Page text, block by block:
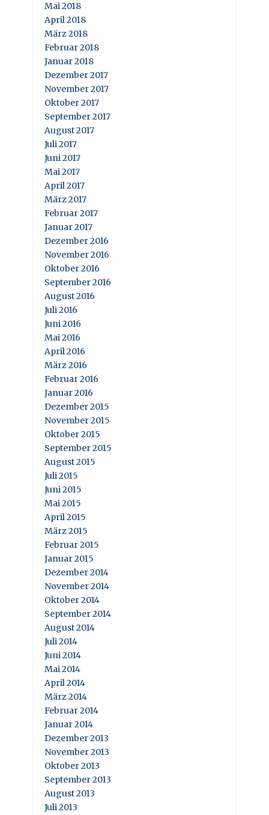
Mai 2018
April 2018
März 2018
Februar 2018
Januar 2018
Dezember 2017
November 2017
Oktober 2017
September 2017
August 2017
Juli 2017
Juni 2017
Mai 2017
April 2017
März 2017
Februar 2017
Januar 2017
Dezember 2016
November 2016
Oktober 2016
September 2016
August 2016
Juli 2016
Juni 2016
Mai 2016
April 2016
März 2016
Februar 2016
Januar 2016
Dezember 2015
November 2015
Oktober 2015
September 2015
August 2015
Juli 2015
Juni 2015
Mai 2015
April 2015
März 2015
Februar 2015
Januar 2015
Dezember 2014
November 2014
Oktober 2014
September 2014
August 2014
Juli 2014
Juni 2014
Mai 2014
April 2014
März 2014
Februar 2014
Januar 2014
Dezember 2013
November 2013
Oktober 2013
September 2013
August 2013
Juli 2013